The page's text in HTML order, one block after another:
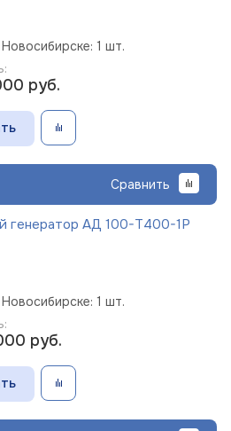
1 шт.
руб.
Сравнить
генератор АД 100-Т400-1Р
1 шт.
руб.